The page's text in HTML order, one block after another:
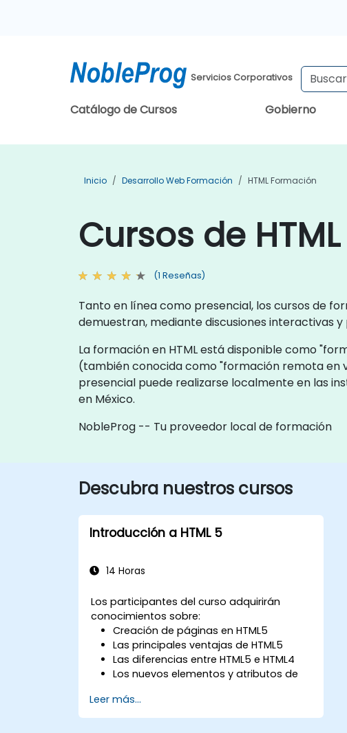
Servicios Corporativos
Catálogo de Cursos Gobierno
Inicio Desarrollo Web Formación HTML Formación
Cursos de
(1 Reseñas)
Tanto en línea como presencial, los cursos de
demuestran, mediante discusiones interactivas
La formación en HTML está disponible como
(también conocida como "formación remota en
presencial puede realizarse localmente en las
en México.
NobleProg -- Tu proveedor local de formación
Descubra nuestros cursos
Introducción a HTML 5
14 Horas
Los participantes del curso adquirirán
conocimientos sobre:
Creación de páginas en HTML5
Las principales ventajas de HTML5
Las diferencias entre HTML5 e HTML4
Los nuevos elementos y atributos de
El manejo de medios de audio y video
en HTML5
Leer más...